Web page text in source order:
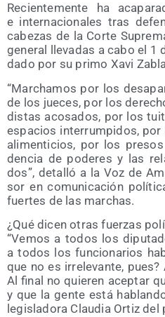
Recien­te­men­te ha
e inter­na­cio­na­les tras
cabe­zas de la Cor­te
gene­ral lle­va­das a cabo el
da­do por su pri­mo Xavi
“Mar­cha­mos por los
de los jue­ces, por los
dis­tas aco­sa­dos, por los
espa­cios inte­rrum­pi­dos,
ali­men­ti­cios, por los
den­cia de pode­res y las
dos”, deta­lló a la Voz de
sor en comu­ni­ca­ción
fuer­tes de las marchas.
¿Qué dicen otras fuer­zas
“Vemos a todos los
a todos los fun­cio­na­rios
que no es irre­le­van­te,
Al final no quie­ren acep­tar
y que la gen­te está
legis­la­do­ra Clau­dia Ortiz del